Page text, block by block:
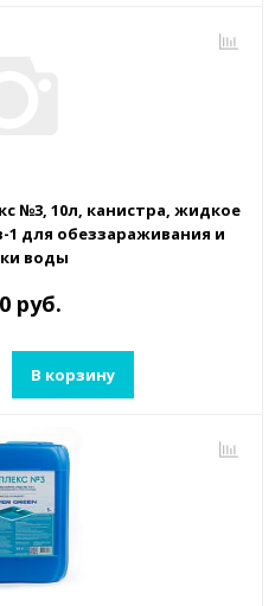
№3, 10л, канистра, жидкое
1 для обеззараживания и
воды
руб.
В корзину